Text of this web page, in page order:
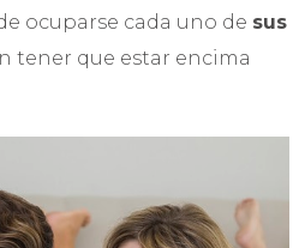
ocuparse cada uno de sus
tener que estar encima